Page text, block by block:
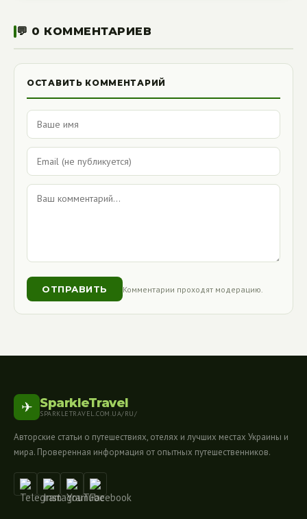
💬 0 КОММЕНТАРИЕВ
ОСТАВИТЬ КОММЕНТАРИЙ
ОТПРАВИТЬ Комментарии проходят модерацию.
✈ SparkleTravel
SPARKLETRAVEL.COM.UA/RU/
Авторские статьи о путешествиях, отелях и лучших местах Украины и
мира. Проверенная информация от опытных путешественников.